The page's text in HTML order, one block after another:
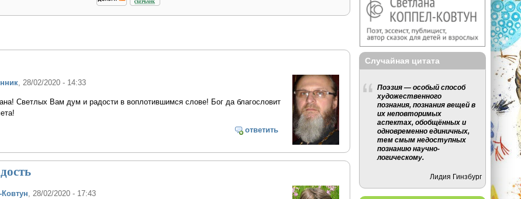
, 28/02/2020 - 14:33
Светлых Вам дум и радости в воплотившимся слове! Бог да благословит
ответить
, 28/02/2020 - 17:43
Случайная цитата
Поэзия — особый способ
художественного
познания, познания вещей в
их неповторимых
аспектах, обобщённых и
одновременно единичных,
тем смым недоступных
познанию научно-
логическому.
Лидия Гинзбург